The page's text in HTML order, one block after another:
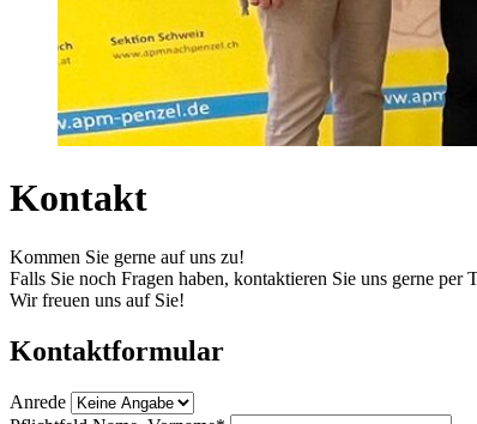
Kontakt
Kommen Sie gerne auf uns zu!
Falls Sie noch Fragen haben, kontaktieren Sie uns gerne
Wir freuen uns auf Sie!
Kontaktformular
Anrede